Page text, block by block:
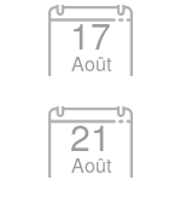
17
Août
21
Août